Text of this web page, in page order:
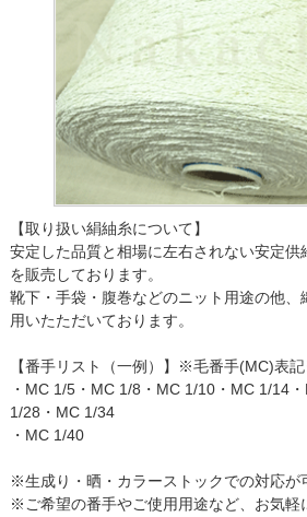
【取り扱い絹紬糸について】
安定した品質と相場に左右されない安定
を販売しております。
靴下・手袋・腹巻などのニット用途の他、
用いたただいております。
【番手リスト（一例）】※毛番手(MC)表
・MC 1/5・MC 1/8・MC 1/10・MC 1/14
1/28・MC 1/34
・MC 1/40
※生成り・晒・カラーストックでの対応が
※ご希望の番手やご使用用途など、お気軽